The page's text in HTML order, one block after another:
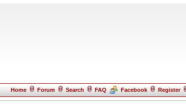
Home Forum Search FAQ Facebook Register